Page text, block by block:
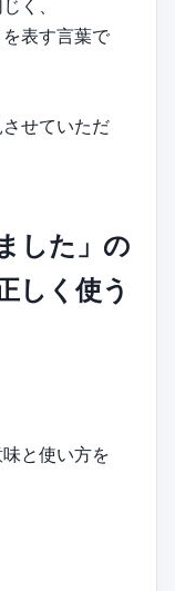
く、
表す言葉で
させていただ
した」の
しく使う
と使い方を